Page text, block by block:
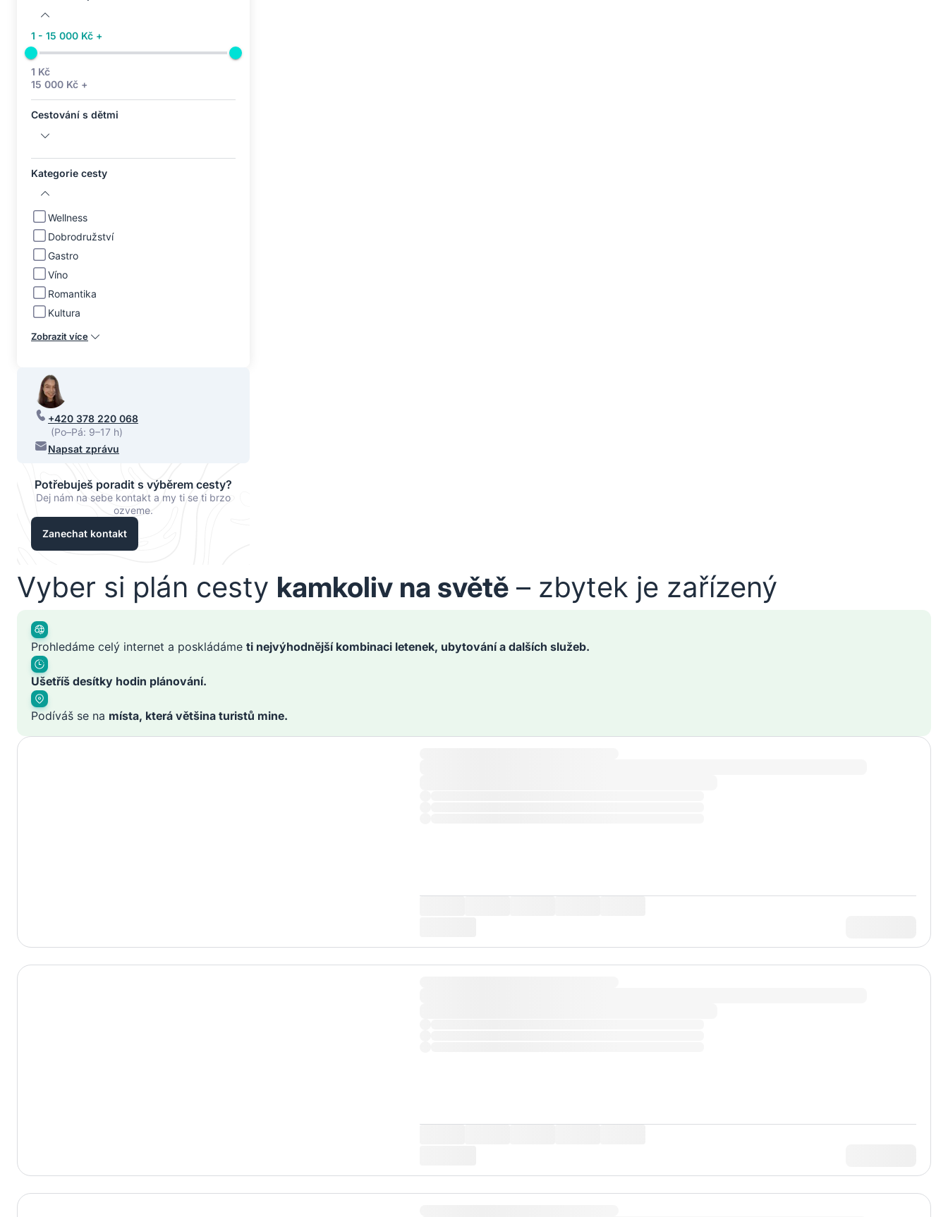
1 - 15 000 Kč +
1 Kč
15 000 Kč +
Cestování s dětmi
Kategorie cesty
Wellness
Dobrodružství
Gastro
Víno
Romantika
Kultura
Zobrazit více
+420 378 220 068
(Po–Pá: 9–17 h)
Napsat zprávu
Potřebuješ poradit s výběrem cesty?
Dej nám na sebe kontakt a my ti se ti brzo
ozveme.
Zanechat kontakt
Vyber si plán cesty kamkoliv na světě – zbytek je zařízený
Prohledáme celý internet a poskládáme ti nejvýhodnější kombinaci letenek, ubytování a dalších služeb.
Ušetříš desítky hodin plánování.
Podíváš se na místa, která většina turistů mine.